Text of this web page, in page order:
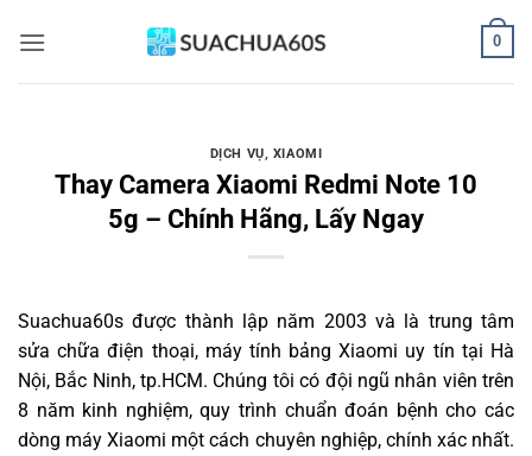
qua
0
DỊCH VỤ, XIAOMI
Thay Camera Xiaomi Redmi Note 10
5g – Chính Hãng, Lấy Ngay
Suachua60s được thành lập năm 2003 và là trung tâm
sửa chữa điện thoại, máy tính bảng Xiaomi uy tín tại Hà
Nội, Bắc Ninh, tp.HCM. Chúng tôi có đội ngũ nhân viên trên
8 năm kinh nghiệm, quy trình chuẩn đoán bệnh cho các
dòng máy Xiaomi một cách chuyên nghiệp, chính xác nhất.